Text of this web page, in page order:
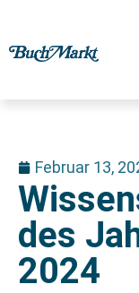
Februar 13,
des
2024